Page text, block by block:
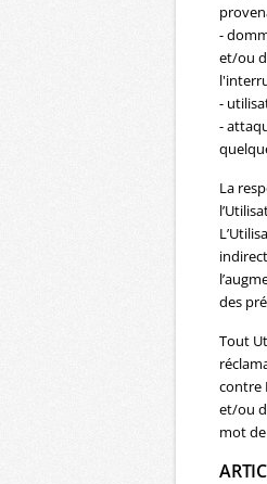
-
et/ou
-
-
La
des
Tout
contre
et/ou
mot